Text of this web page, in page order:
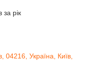
за рік
04216, Україна, Київ,